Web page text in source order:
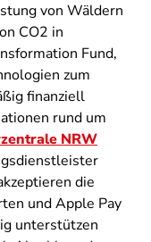
von Wäldern
CO2 in
Fund,
zum
finanziell
rund um
NRW
die
und Apple Pay
unterstützen